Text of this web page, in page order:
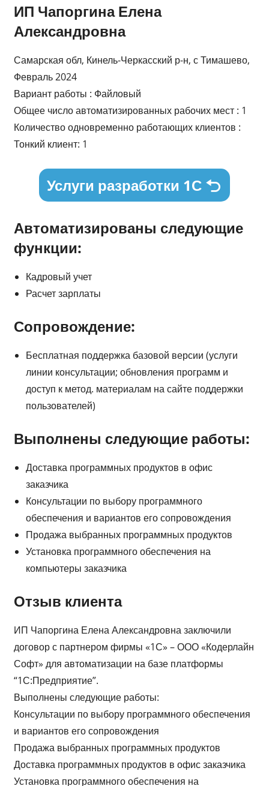
ИП Чапоргина Елена
Александровна
Самарская обл, Кинель-Черкасский р-н, с Тимашево,
Февраль 2024
Вариант работы : Файловый
Общее число автоматизированных рабочих мест : 1
Количество одновременно работающих клиентов :
Тонкий клиент: 1
Услуги разработки 1С
Автоматизированы следующие
функции:
Кадровый учет
Расчет зарплаты
Сопровождение:
Бесплатная поддержка базовой версии (услуги
линии консультации; обновления программ и
доступ к метод. материалам на сайте поддержки
пользователей)
Выполнены следующие работы:
Доставка программных продуктов в офис
заказчика
Консультации по выбору программного
обеспечения и вариантов его сопровождения
Продажа выбранных программных продуктов
Установка программного обеспечения на
компьютеры заказчика
Отзыв клиента
ИП Чапоргина Елена Александровна заключили
договор с партнером фирмы «1С» – ООО «Кодерлайн
Софт» для автоматизации на базе платформы
“1С:Предприятие”.
Выполнены следующие работы:
Консультации по выбору программного обеспечения
и вариантов его сопровождения
Продажа выбранных программных продуктов
Доставка программных продуктов в офис заказчика
Установка программного обеспечения на